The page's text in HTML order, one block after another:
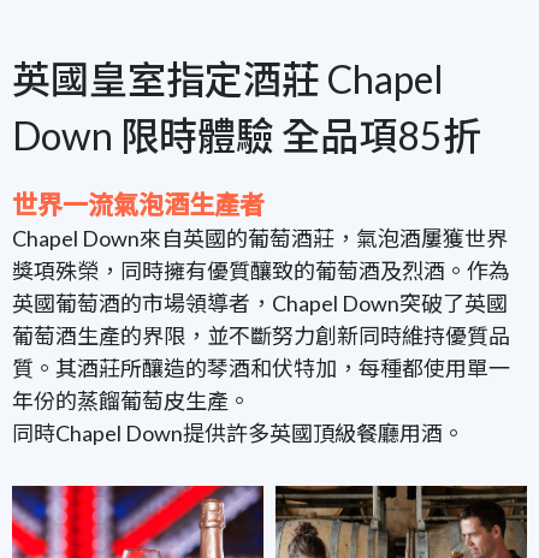
英國皇室指定酒莊 Chapel
Down 限時體驗 全品項85折
世界一流氣泡酒生產者
Chapel Down來自英國的葡萄酒莊，氣泡酒屢獲世界
獎項殊榮，同時擁有優質釀致的葡萄酒及烈酒。作為
英國葡萄酒的市場領導者， Chapel Down突破了英國
葡萄酒生產的界限，並不斷努力創新同時維持優質品
質。其酒莊所釀造的琴酒和伏特加，每種都使用單一
年份的蒸餾葡萄皮生產。
同時Chapel Down提供許多英國頂級餐廳用酒。